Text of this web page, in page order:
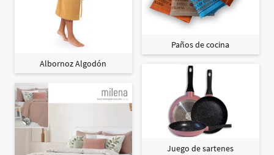
Albornoz Algodón
Paños de cocina
Juego de sartenes